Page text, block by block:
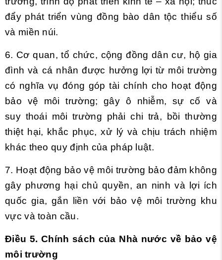
đẩy phát triển vùng đồng bào dân tộc thiểu số
và miền núi.
6. Cơ quan, tổ chức, cộng đồng dân cư, hộ gia
đình và cá nhân được hưởng lợi từ môi trường
có nghĩa vụ đóng góp tài chính cho hoạt động
bảo vệ môi trường; gây ô nhiễm, sự cố và
suy thoái môi trường phải chi trả, bồi thường
thiệt hại, khắc phục, xử lý và chịu trách nhiệm
khác theo quy định của pháp luật.
7. Hoạt động bảo vệ môi trường bảo đảm không
gây phương hại chủ quyền, an ninh và lợi ích
quốc gia, gắn liền với bảo vệ môi trường khu
vực và toàn cầu.
Điều 5. Chính sách của Nhà nước về bảo vệ
môi trường